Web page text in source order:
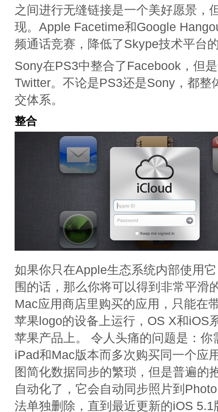
之间进行无缝链接是一个美好愿景，
现。Apple Facetime和Google
频通话竞赛，降低了Skype技术平台
Sony在PS3中整合了Facebook，但
Twitter。不论是PS3还是Sony，都整
交体系。
整合
如果你只在Apple生态系统内部使用
围的话，那么你将可以得到非常平滑
Mac应用商店里购买的应用，只能在
苹果logo的设备上运行，OS X和iOS
苹果产品上。 令人头痛的问题是：你
iPad和Mac版本而多次购买同一个应
图简化数据同步的繁琐，但是普遍的
自动化了，它会自动同步照片到
法单独删除，直到最近更新的iOS 5.1